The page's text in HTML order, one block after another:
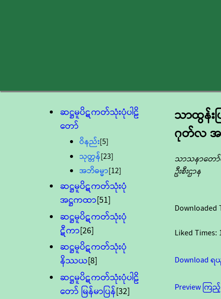
ဆဋ္ဌမူပိဋကတ်သုံးပုံပါဠိ
တော်
ဝိနည်း[5]
သုတ္တန်[23]
အဘိဓမ္မာ[12]
ဆဋ္ဌမူပိဋကတ်သုံးပုံ
အဋ္ဌကထာ[51]
ဆဋ္ဌမူပိဋကတ်သုံးပုံ
ဋီကာ[26]
ဆဋ္ဌမူပိဋကတ်သုံးပုံ
နိဿယ[8]
ဆဋ္ဌမူပိဋကတ်သုံးပုံပါဠိ
တော် မြန်မာပြန်[32]
သာထွန်းပ
ဂုတ်လ အ
သာသနာတော်ထွ
ဦးစီးဌာန
Downloaded
Liked Times:
Download
Preview ကြ